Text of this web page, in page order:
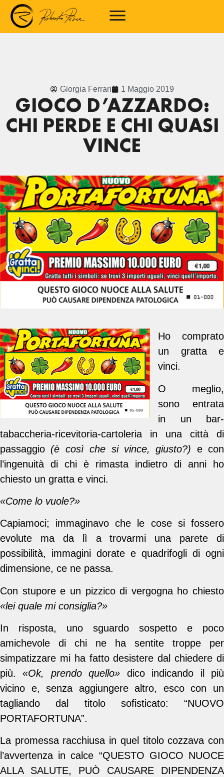
Giorgia Ferrari 1 Maggio 2019
GIOCO D’AZZARDO:
CHI PERDE E CHI QUASI
VINCE
Ho comprato
un gratta e
vinci.
O meglio,
sono entrata
in un bar-
tabaccheria-ricevitoria-cartoleria in una città di
passaggio (è così che si vince, giusto?) e con
l’ingenuità di chi è rimasta indietro di anni ho
chiesto un gratta e vinci.
«Come lo vuole?»
Capiamoci; immaginavo che le cose si fossero
evolute ma da lì a trovarmi una parete di
possibilità, immagini dorate e quadrifogli di ogni
dimensione, ce ne passa.
Con stupore e un pizzico di vergogna ho chiesto
«lei quale mi consiglia?»
In risposta, uno sguardo sospetto e poco
amichevole di chi ne ha sentite troppe per
simpatizzare mi ha fatto desistere dal chiedere di
più.«Ok, prendo quello» dico indicando il più
vicino e, senza aggiungere altro, esco con un
tagliando dal titolo sofisticato: “NUOVO
PORTAFORTUNA”.
La promessa racchiusa in quel titolo cozzava con
l’avvertenza in calce “QUESTO GIOCO NUOCE
ALLA SALUTE, PUÒ CAUSARE DIPENDENZA